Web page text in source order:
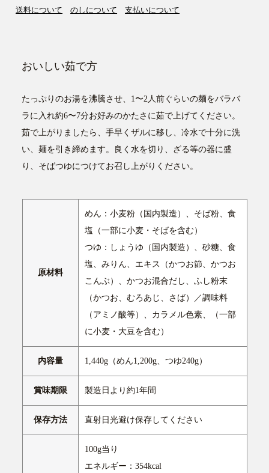
送料について
のしについて 支払いについて
おいしい茹で方
たっぷりのお湯を沸騰させ、1〜2人前ぐらいの麺をバラバ
ラに入れ約6〜7分お好みのかたさに茹で上げてください。
茹で上がりましたら、手早くザルに移し、冷水で十分に洗
い、麺を引き締めます。良く水を切り、ざる等の器に盛
り、そばつゆにつけてお召し上がりください。
原材料
めん：小麦粉（国内製造）、そば粉、食
塩（一部に小麦・そばを含む）
つゆ：しょうゆ（国内製造）、砂糖、食
塩、みりん、エキス（かつお節、かつお
こんぶ）、かつお混合だし、ふし粉末
（かつお、むろあじ、さば）／調味料
（アミノ酸等）、カラメル色素、（一部
に小麦・大豆を含む）
内容量 1,440g（めん1,200g、つゆ240g）
賞味期限 製造日より約1年間
保存方法 直射日光避け保存してください
100g当り
エネルギー：354kcal